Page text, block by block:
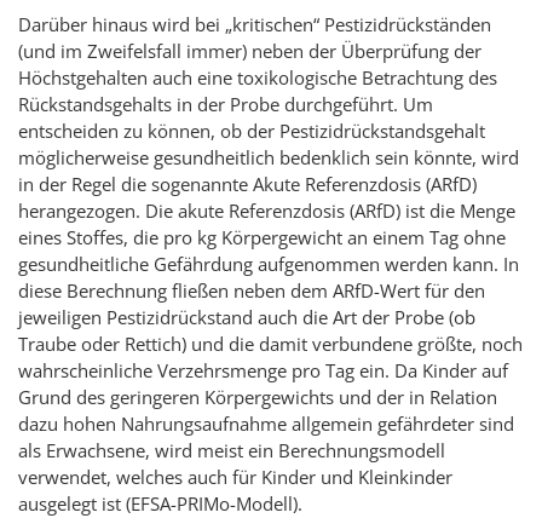
Darüber hinaus wird bei „kritischen“ Pestizidrückständen
(und im Zweifelsfall immer) neben der Überprüfung der
Höchstgehalten auch eine toxikologische Betrachtung des
Rückstandsgehalts in der Probe durchgeführt. Um
entscheiden zu können, ob der Pestizidrückstandsgehalt
möglicherweise gesundheitlich bedenklich sein könnte, wird
in der Regel die sogenannte Akute Referenzdosis (ARfD)
herangezogen. Die akute Referenzdosis (ARfD) ist die Menge
eines Stoffes, die pro kg Körpergewicht an einem Tag ohne
gesundheitliche Gefährdung aufgenommen werden kann. In
diese Berechnung fließen neben dem ARfD-Wert für den
jeweiligen Pestizidrückstand auch die Art der Probe (ob
Traube oder Rettich) und die damit verbundene größte, noch
wahrscheinliche Verzehrsmenge pro Tag ein. Da Kinder auf
Grund des geringeren Körpergewichts und der in Relation
dazu hohen Nahrungsaufnahme allgemein gefährdeter sind
als Erwachsene, wird meist ein Berechnungsmodell
verwendet, welches auch für Kinder und Kleinkinder
ausgelegt ist (EFSA-PRIMo-Modell).